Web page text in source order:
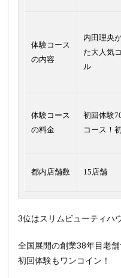
体験コース
の内容
内田理央
た大人気
ル
体験コース
の料金
初回体験
コース！
都内店舗数 15店舗
3位はスリムビューティハ
全国展開の創業38年目老舗
初回体験もワンコイン！